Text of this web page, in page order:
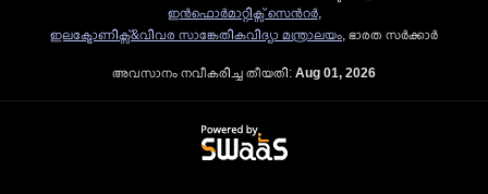
ഇന്‍ഫൊര്‍മാറ്റിക്സ് സെന്‍റര്‍,
ഇലക്ട്രോണിക്സ്&വിവര സാങ്കേതികവിദ്യാ മന്ത്രാലയം, ഭാരത സര്‍ക്കാര്‍
അവസാനം നവീകരിച്ച തീയതി: Aug 01, 2026